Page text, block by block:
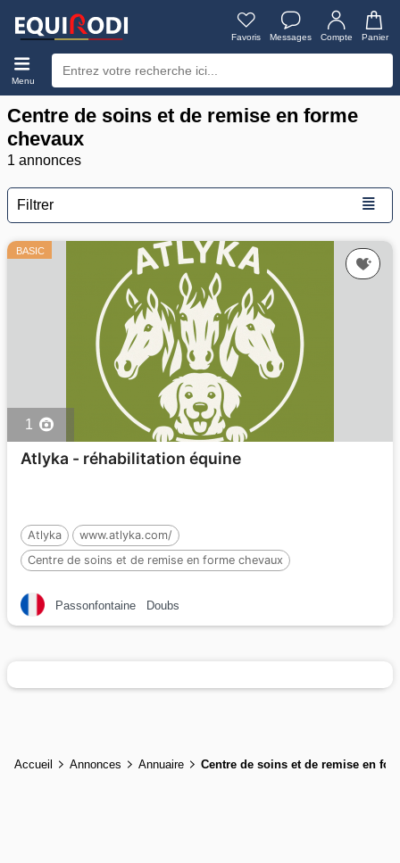
Favoris Messages Compte Panier
Menu
Centre de soins et de remise en forme
chevaux
1 annonces
Filtrer ≣
BASIC
1
Atlyka - réhabilitation équine
Atlyka
www.atlyka.com/
Centre de soins et de remise en forme chevaux
Passonfontaine Doubs
Accueil Annonces Annuaire Centre de soins et de remise en